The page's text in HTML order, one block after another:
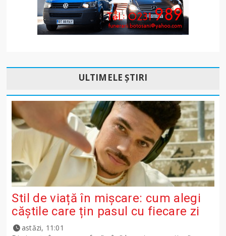
ULTIMELE ȘTIRI
Stil de viață în mișcare: cum alegi
căștile care țin pasul cu fiecare zi
astăzi, 11:01